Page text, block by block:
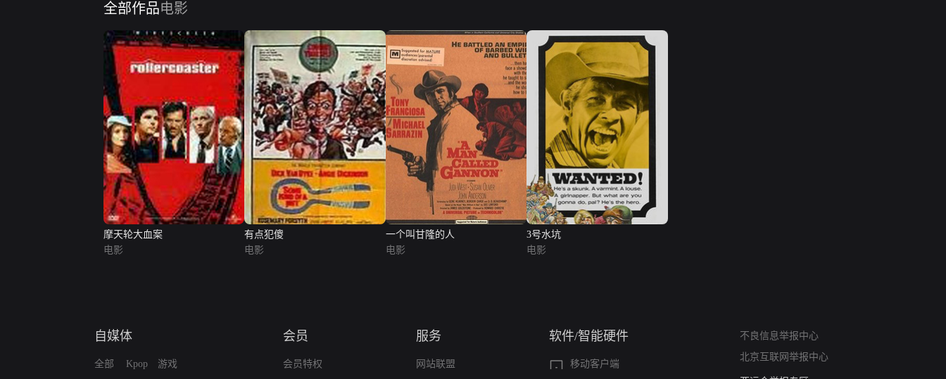
全部作品电影
摩天轮大血案
电影
有点犯傻
电影
一个叫甘隆的人
电影
3号水坑
电影
自媒体
全部 Kpop 游戏
会员
会员特权
服务
网站联盟
软件/智能硬件
移动客户端
不良信息举报中心
北京互联网举报中心
算法推荐专项举报